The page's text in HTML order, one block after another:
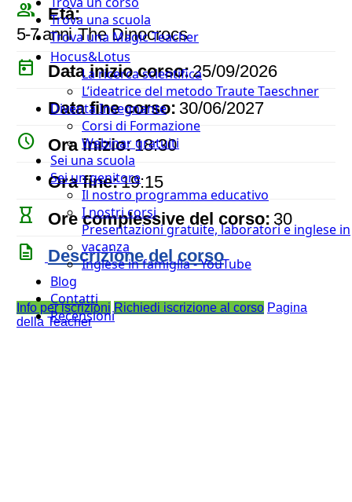
Trova una scuola
Trova una Magic Teacher
Hocus&Lotus
La ricerca scientifica
L’ideatrice del metodo Traute Taeschner
Diventa Insegnante
Corsi di Formazione
Webinar gratuiti
Sei una scuola
Sei un genitore
Il nostro programma educativo
I nostri corsi
Presentazioni gratuite, laboratori e inglese in
vacanza
Inglese in famiglia - YouTube
Blog
Contatti
Recensioni
people_outline
Età:
5-7 anni The Dinocrocs
today Data inizio corso:25/09/2026
event Data fine corso: 30/06/2027
watch_later Ora inizio:18:30
Ora fine:19:15
hourglass_empty Ore complessive del corso: 30
description Descrizione del corso
Info per iscrizioni Richiedi iscrizione al corso Pagina
della Teacher